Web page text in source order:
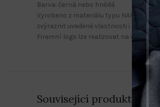
Barva: černá nebo hnědá
Vyrobeno z materiálu typu NAPPA.
zvýraznit uvedené vlastnosti i na
Firemní logo lze realizovat na vybrané
Související produkty